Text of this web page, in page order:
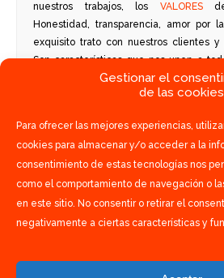
Gestionar el
de las cookies
Para ofrecer las mejores experiencias,
cookies para almacenar y/o acceder a la
consentimiento de estas tecnologías nos
como el comportamiento de navegación o
en este sitio. No consentir o retirar el
negativamente a ciertas características y
nuestros trabajos, los VALORESde
Honestidad, transparencia, amor por
exquisito trato con nuestros clientes y
Son características que nos unen a
GESPRONOR. Hacer las cosas de otra